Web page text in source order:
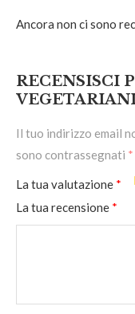
Ancora non ci sono
RECENSISCI
Il tuo indirizzo email
sono contrassegnati *
La tua valutazione *
La tua recensione *